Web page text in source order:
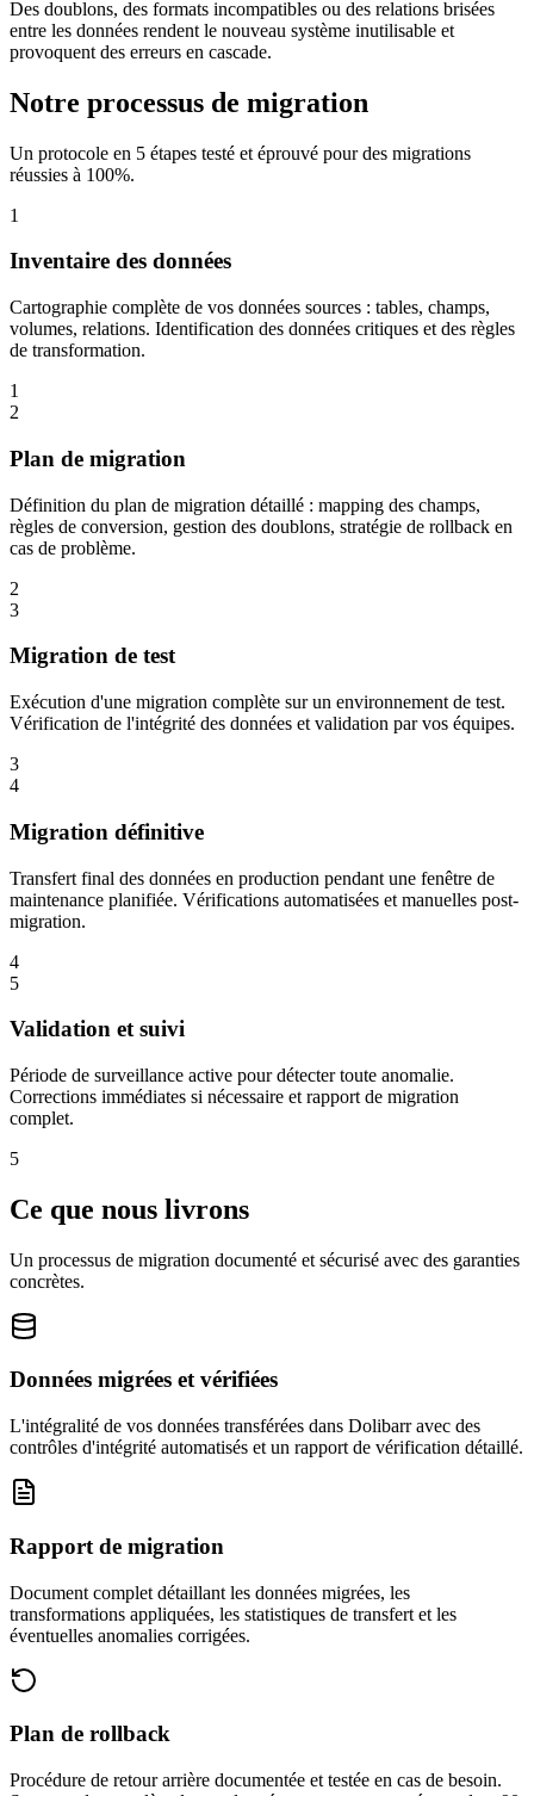
Des doublons, des formats incompatibles ou des relations brisées
entre les données rendent le nouveau système inutilisable et
provoquent des erreurs en cascade.
Notre processus de migration
Un protocole en 5 étapes testé et éprouvé pour des migrations
réussies à 100%.
1
Inventaire des données
Cartographie complète de vos données sources : tables, champs,
volumes, relations. Identification des données critiques et des règles
de transformation.
1
2
Plan de migration
Définition du plan de migration détaillé : mapping des champs,
règles de conversion, gestion des doublons, stratégie de rollback en
cas de problème.
2
3
Migration de test
Exécution d'une migration complète sur un environnement de test.
Vérification de l'intégrité des données et validation par vos équipes.
3
4
Migration définitive
Transfert final des données en production pendant une fenêtre de
maintenance planifiée. Vérifications automatisées et manuelles post-
migration.
4
5
Validation et suivi
Période de surveillance active pour détecter toute anomalie.
Corrections immédiates si nécessaire et rapport de migration
complet.
5
Ce que nous livrons
Un processus de migration documenté et sécurisé avec des garanties
concrètes.
Données migrées et vérifiées
L'intégralité de vos données transférées dans Dolibarr avec des
contrôles d'intégrité automatisés et un rapport de vérification détaillé.
Rapport de migration
Document complet détaillant les données migrées, les
transformations appliquées, les statistiques de transfert et les
éventuelles anomalies corrigées.
Plan de rollback
Procédure de retour arrière documentée et testée en cas de besoin.